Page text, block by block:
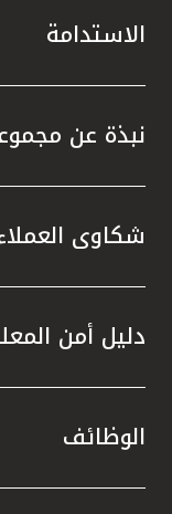
الاستدامة
نبذة عن
شكاوى
دليل أمن
الوظائف